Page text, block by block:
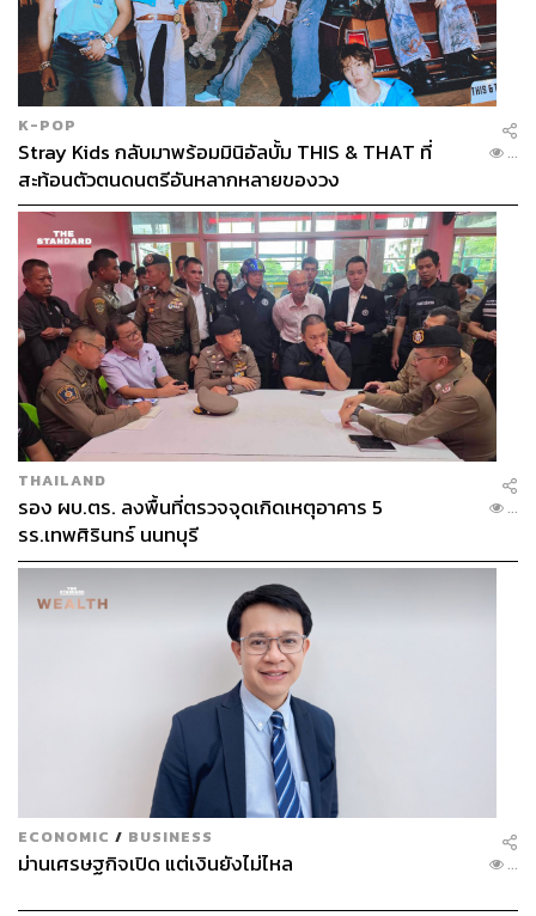
K-POP
Stray Kids กลับมาพร้อมมินิอัลบั้ม THIS & THAT ที่
สะท้อนตัวตนดนตรีอันหลากหลายของวง
...
THAILAND
รอง ผบ.ตร. ลงพื้นที่ตรวจจุดเกิดเหตุอาคาร 5
รร.เทพศิรินทร์ นนทบุรี
...
ECONOMIC / BUSINESS
ม่านเศรษฐกิจเปิด แต่เงินยังไม่ไหล ...